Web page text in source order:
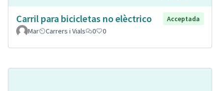
Carril para bicicletas no elèctrico
Acceptada
Mar
Carrers i Vials 0 0